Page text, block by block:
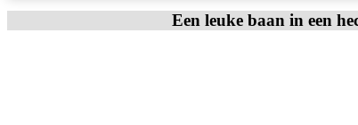
Een leuke baan in een